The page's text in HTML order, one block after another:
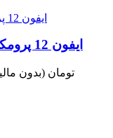
قاب اورجینال کریستالی class fit ایفون 12 پرومکس
490,000 تومان (بدون